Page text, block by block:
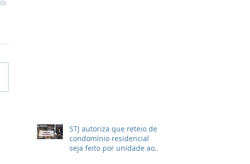
STJ autoriza que reteio de
condomínio residencial
seja feito por unidade ao